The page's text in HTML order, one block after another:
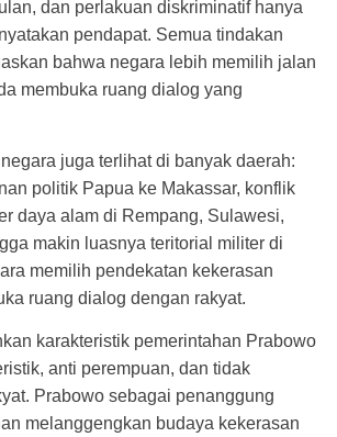
dan perlakuan diskriminatif hanya
pendapat. Semua tindakan
bahwa negara lebih memilih jalan
membuka ruang dialog yang
juga terlihat di banyak daerah:
politik Papua ke Makassar, konflik
daya alam di Rempang, Sulawesi,
makin luasnya teritorial militer di
memilih pendekatan kekerasan
ruang dialog dengan rakyat.
karakteristik pemerintahan Prabowo
anti perempuan, dan tidak
Prabowo sebagai penanggung
melanggengkan budaya kekerasan